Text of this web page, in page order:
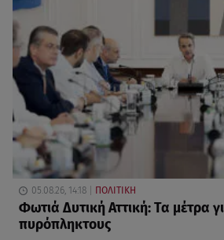
05.08.26, 14:18 ΠΟΛΙΤΙΚΗ
Φωτιά Δυτική Αττική: Τα μέτρα
πυρόπληκτους